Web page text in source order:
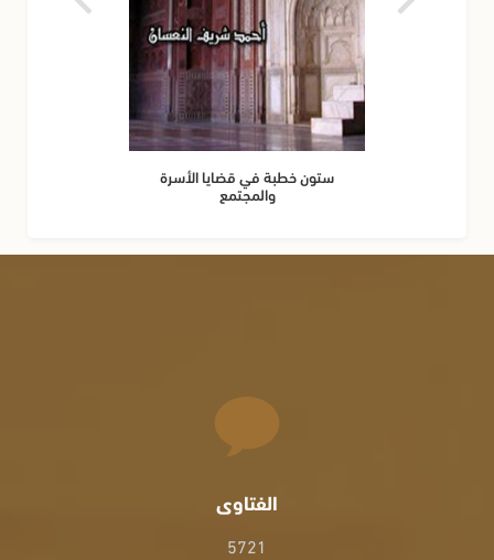
ستون خطبة في قضايا الأسرة
والمجتمع
الفتاوى
5721